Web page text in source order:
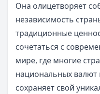
Она олицетворяет
независимость
традиционные
сочетаться с
мире, где многие
национальных валют
сохраняет свой